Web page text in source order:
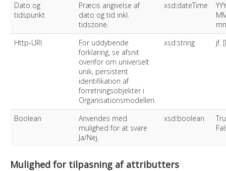
Dato og
tidspunkt
Præcis angivelse af
dato og tid inkl.
tidszone.
xsd:dateTime
Http-URI
For uddybende
forklaring, se afsnit
ovenfor om universelt
unik, persistent
identifikation af
forretningsobjekter i
Organisationsmodellen.
xsd:string jf.
Boolean
Anvendes med
mulighed for at svare
Ja/Nej.
xsd:boolean
Mulighed for tilpasning af attributters